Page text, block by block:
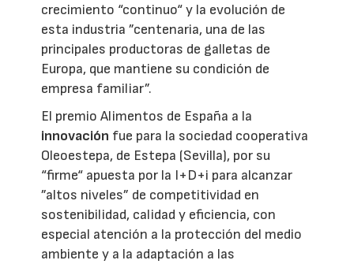
crecimiento “continuo“ y la evolución de
esta industria ”centenaria, una de las
principales productoras de galletas de
Europa, que mantiene su condición de
empresa familiar”.
El premio Alimentos de España a la
innovación fue para la sociedad cooperativa
Oleoestepa, de Estepa (Sevilla), por su
“firme“ apuesta por la I+D+i para alcanzar
”altos niveles” de competitividad en
sostenibilidad, calidad y eficiencia, con
especial atención a la protección del medio
ambiente y a la adaptación a las